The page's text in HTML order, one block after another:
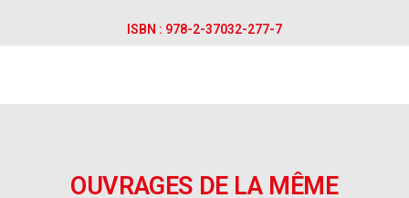
ISBN : 978-2-37032-277-7
OUVRAGES DE LA MÊME